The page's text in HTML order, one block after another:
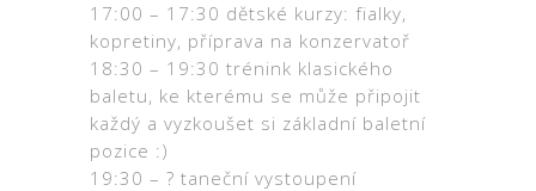
17:00 – 17:30 dětské kurzy: fialky,
kopretiny, příprava na konzervatoř
18:30 – 19:30 trénink klasického
baletu, ke kterému se může připojit
každý a vyzkoušet si základní baletní
pozice :)
19:30 – ? taneční vystoupení